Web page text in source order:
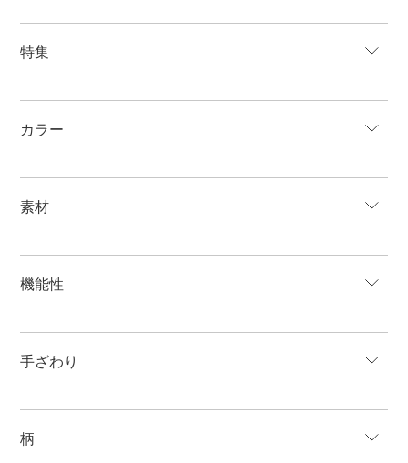
特集
カラー
素材
機能性
手ざわり
柄